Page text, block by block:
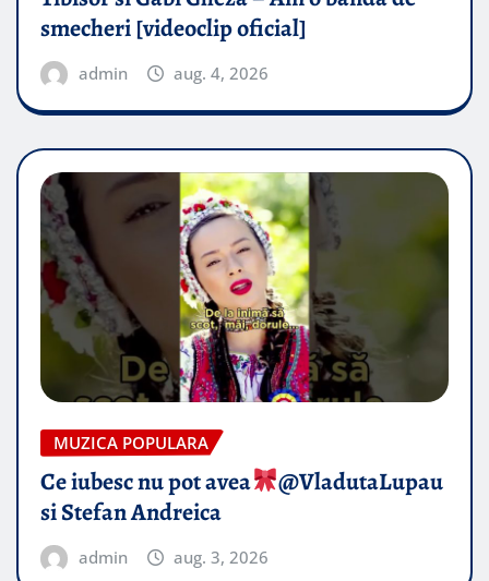
smecheri [videoclip oficial]
admin aug. 4, 2026
MUZICA POPULARA
Ce iubesc nu pot avea
​@VladutaLupau
si Stefan Andreica
admin aug. 3, 2026